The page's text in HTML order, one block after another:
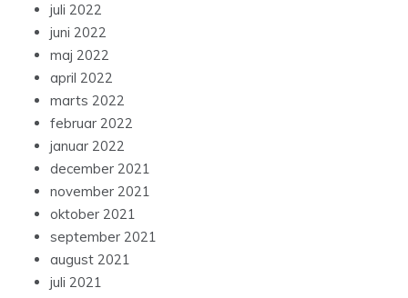
juli 2022
juni 2022
maj 2022
april 2022
marts 2022
februar 2022
januar 2022
december 2021
november 2021
oktober 2021
september 2021
august 2021
juli 2021